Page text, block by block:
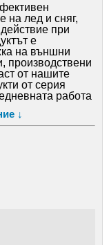
на лед и сняг,
при
е
на външни
производствени
от нашите
от серия
работа
↓